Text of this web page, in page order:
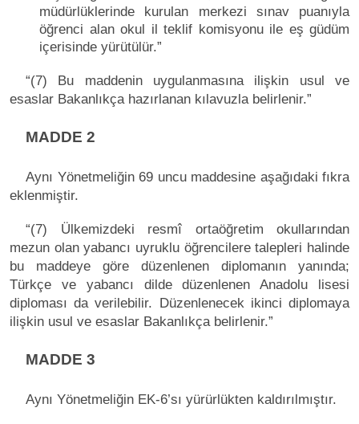
müdürlüklerinde kurulan merkezi sınav puanıyla
öğrenci alan okul il teklif komisyonu ile eş güdüm
içerisinde yürütülür.”
“(7) Bu maddenin uygulanmasına ilişkin usul ve
esaslar Bakanlıkça hazırlanan kılavuzla belirlenir.”
MADDE 2
Aynı Yönetmeliğin 69 uncu maddesine aşağıdaki fıkra
eklenmiştir.
“(7) Ülkemizdeki resmî ortaöğretim okullarından
mezun olan yabancı uyruklu öğrencilere talepleri halinde
bu maddeye göre düzenlenen diplomanın yanında;
Türkçe ve yabancı dilde düzenlenen Anadolu lisesi
diploması da verilebilir. Düzenlenecek ikinci diplomaya
ilişkin usul ve esaslar Bakanlıkça belirlenir.”
MADDE 3
Aynı Yönetmeliğin EK-6’sı yürürlükten kaldırılmıştır.